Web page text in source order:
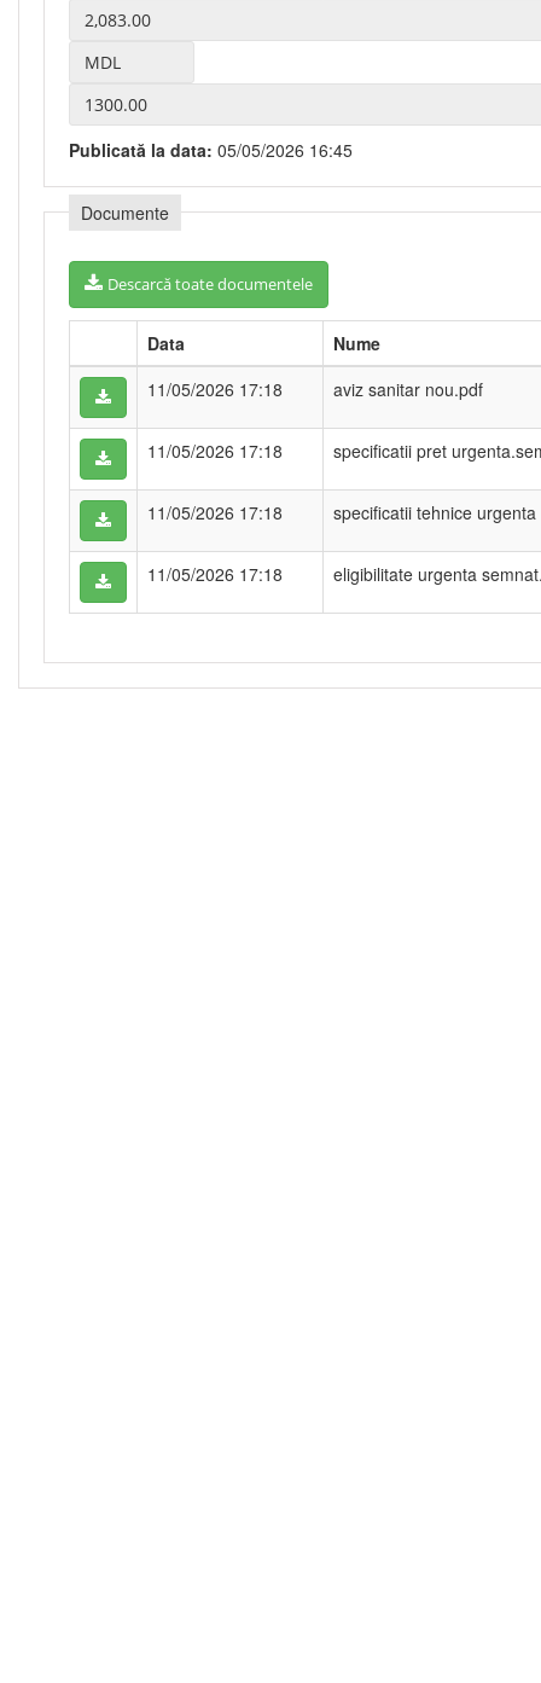
Publicată la data: 05/05/2026 16:45
Documente
Descarcă toate documentele
Data
Nume
11/05/2026 17:18
aviz sanitar nou.pdf
11/05/2026 17:18 specificatii pret
11/05/2026 17:18 specificatii tehnice
11/05/2026 17:18 eligibilitate urgenta